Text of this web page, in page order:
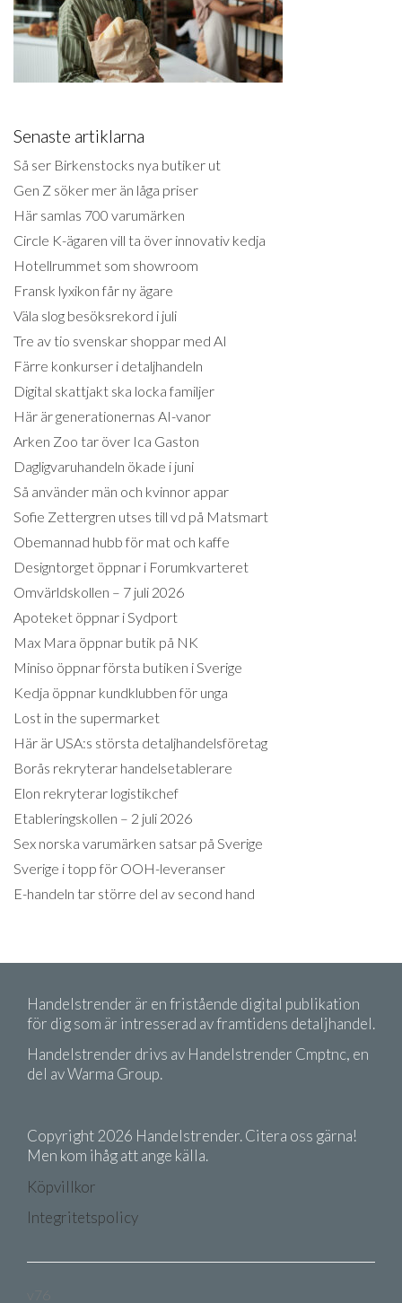
Senaste artiklarna
Så ser Birkenstocks nya butiker ut
Gen Z söker mer än låga priser
Här samlas 700 varumärken
Circle K-ägaren vill ta över innovativ kedja
Hotellrummet som showroom
Fransk lyxikon får ny ägare
Väla slog besöksrekord i juli
Tre av tio svenskar shoppar med AI
Färre konkurser i detaljhandeln
Digital skattjakt ska locka familjer
Här är generationernas AI-vanor
Arken Zoo tar över Ica Gaston
Dagligvaruhandeln ökade i juni
Så använder män och kvinnor appar
Sofie Zettergren utses till vd på Matsmart
Obemannad hubb för mat och kaffe
Designtorget öppnar i Forumkvarteret
Omvärldskollen – 7 juli 2026
Apoteket öppnar i Sydport
Max Mara öppnar butik på NK
Miniso öppnar första butiken i Sverige
Kedja öppnar kundklubben för unga
Lost in the supermarket
Här är USA:s största detaljhandelsföretag
Borås rekryterar handelsetablerare
Elon rekryterar logistikchef
Etableringskollen – 2 juli 2026
Sex norska varumärken satsar på Sverige
Sverige i topp för OOH-leveranser
E-handeln tar större del av second hand
Handelstrender är en fristående digital publikation
för dig som är intresserad av framtidens detaljhandel.
Handelstrender drivs av Handelstrender Cmptnc, en
del av Warma Group.
Copyright 2026 Handelstrender. Citera oss gärna!
Men kom ihåg att ange källa.
Köpvillkor
Integritetspolicy